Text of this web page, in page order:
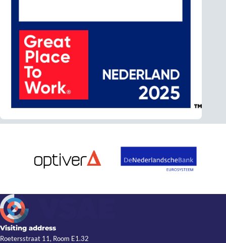
Visiting address
Roetersstraat 11, Room E1.32